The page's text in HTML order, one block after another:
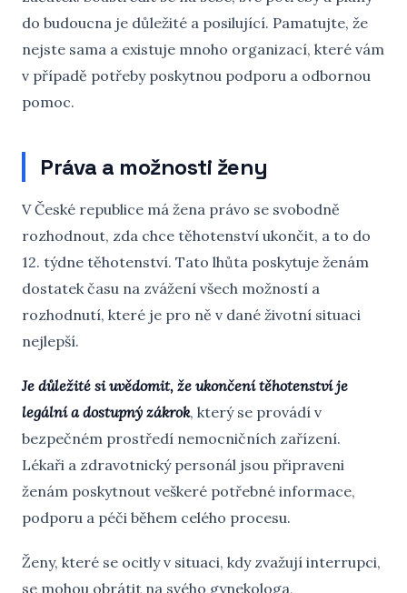
do budoucna je důležité a posilující. Pamatujte, že
nejste sama a existuje mnoho organizací, které vám
v případě potřeby poskytnou podporu a odbornou
pomoc.
Práva a možnosti ženy
V České republice má žena právo se svobodně
rozhodnout, zda chce těhotenství ukončit, a to do
12. týdne těhotenství. Tato lhůta poskytuje ženám
dostatek času na zvážení všech možností a
rozhodnutí, které je pro ně v dané životní situaci
nejlepší.
Je důležité si uvědomit, že ukončení těhotenství je
legální a dostupný zákrok, který se provádí v
bezpečném prostředí nemocničních zařízení.
Lékaři a zdravotnický personál jsou připraveni
ženám poskytnout veškeré potřebné informace,
podporu a péči během celého procesu.
Ženy, které se ocitly v situaci, kdy zvažují interrupci,
se mohou obrátit na svého gynekologa,